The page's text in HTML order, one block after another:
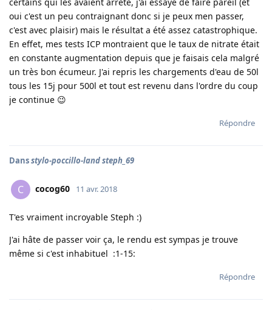
oui c'est un peu contraignant donc si je peux men passer,
c'est avec plaisir) mais le résultat a été assez catastrophique.
En effet, mes tests ICP montraient que le taux de nitrate était
en constante augmentation depuis que je faisais cela malgré
un très bon écumeur. J'ai repris les chargements d'eau de 50l
tous les 15j pour 500l et tout est revenu dans l'ordre du coup
je continue 😉
Répondre
Dansstylo-poccillo-land steph_69
C cocog60 11 avr. 2018
T'es vraiment incroyable Steph :)
J'ai hâte de passer voir ça, le rendu est sympas je trouve
même si c'est inhabituel :1-15:
Répondre